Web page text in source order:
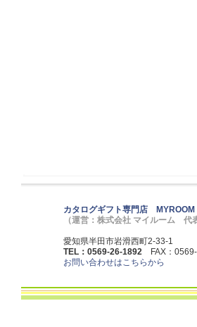
カタログギフト専門店 MYROOM
（運営：株式会社 マイルーム 代
愛知県半田市岩滑西町2-33-1
TEL：0569-26-1892 FAX：
お問い合わせはこちらから